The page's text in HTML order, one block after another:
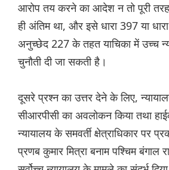
आरोप तय करने का आदेश न तो पूरी
ही अंतिम था, और इसे धारा 397 या
अनुच्छेद 227 के तहत याचिका में उच्च
चुनौती दी जा सकती है।
दूसरे प्रश्न का उत्तर देने के लिए,
सीआरपीसी का अवलोकन किया तथा
न्यायालय के समवर्ती क्षेत्राधिकार पर
प्रणब कुमार मित्रा बनाम पश्चिम बंगाल